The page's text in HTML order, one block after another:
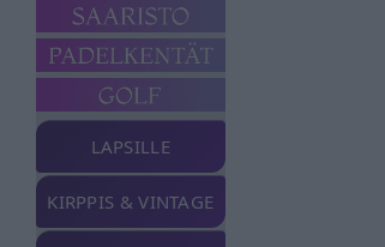
LAPSILLE
KIRPPIS & VINTAGE